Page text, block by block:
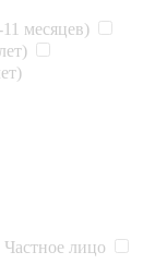
месяцев)
Частное лицо